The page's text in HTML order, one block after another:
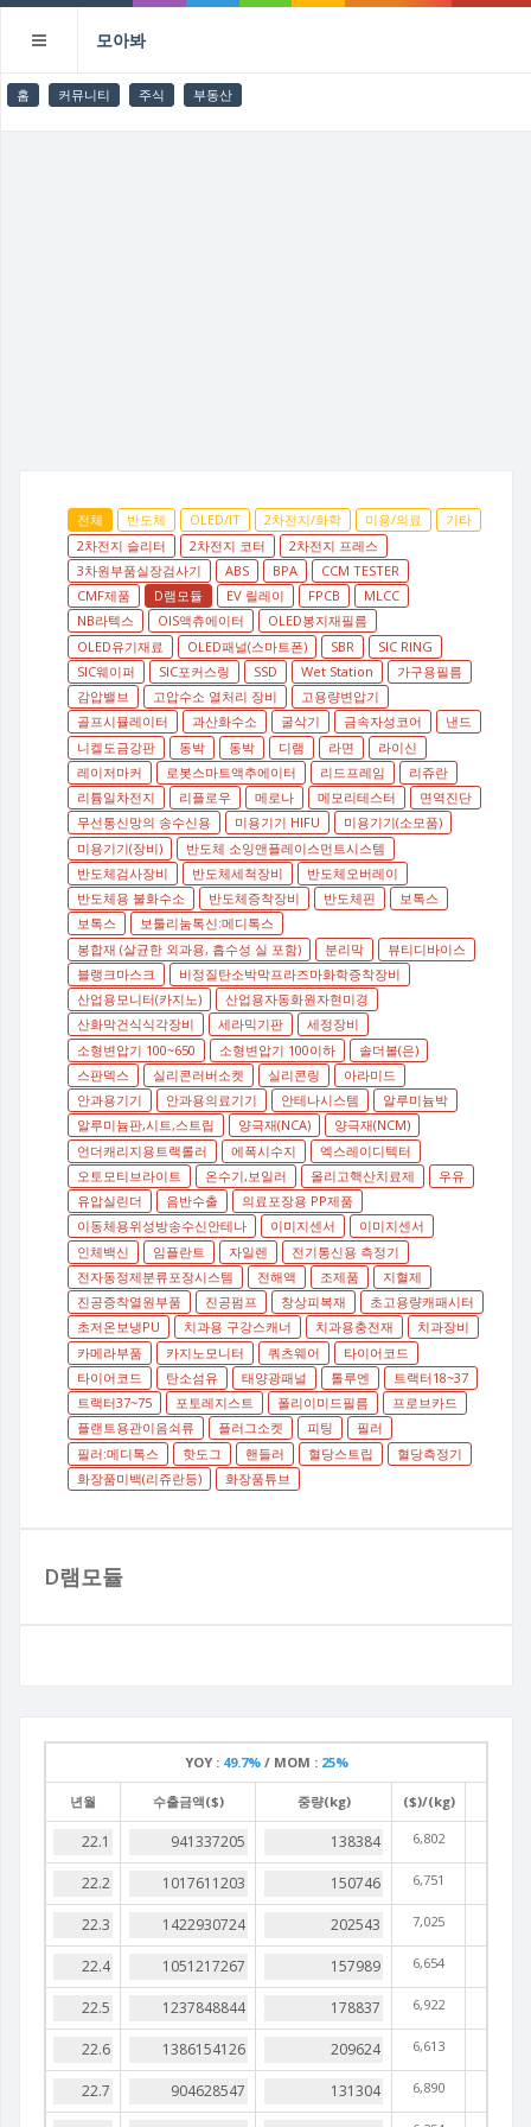
모아봐
홈 커뮤니티 주식 부동산
전체 반도체 OLED/IT 2차전지/화학 미용/의료
기타
2차전지 슬리터
2차전지 코터
2차전지 프레스
3차원부품실장검사기
ABS BPA
CCM TESTER
CMF제품
D램모듈 EV 릴레이 FPCB
MLCC
NB라텍스
OIS액츄에이터
OLED봉지재필름
OLED유기재료
OLED패널(스마트폰) SBR
SIC RING
SIC웨이퍼
SIC포커스링 SSD Wet Station
가구용필름
감압밸브
고압수소 열처리 장비
고용량변압기
골프시뮬레이터
과산화수소 굴삭기 금속자성코어
낸드
니켈도금강판
동박 동박 디램 라면
라이신
레이저마커
로봇스마트액추에이터 리드프레임
리쥬란
리튬일차전지
리플로우 메로나 메모리테스터
면역진단
무선통신망의 송수신용
미용기기 HIFU
미용기기(소모품)
미용기기(장비)
반도체 소잉앤플레이스먼트시스템
반도체검사장비
반도체세척장비
반도체오버레이
반도체용 불화수소
반도체증착장비 반도체핀
보톡스
보톡스
보툴리눔톡신:메디톡스
봉합재 (살균한 외과용, 흡수성 실 포함)
분리막
뷰티디바이스
블랭크마스크
비정질탄소박막프라즈마화학증착장비
산업용모니터(카지노)
산업용자동화원자현미경
산화막건식식각장비
세라믹기판
세정장비
소형변압기 100~650
소형변압기 100이하
솔더볼(은)
스판덱스
실리콘러버소켓 실리콘링
아라미드
안과용기기
안과용의료기기 안테나시스템
알루미늄박
알루미늄판,시트,스트립
양극재(NCA)
양극재(NCM)
언더캐리지용트랙롤러
에폭시수지
엑스레이디텍터
오토모티브라이트
온수기,보일러 올리고핵산치료제
우유
유압실린더
음반수출
의료포장용 PP제품
이동체용위성방송수신안테나
이미지센서
이미지센서
인체백신
임플란트 자일렌
전기통신용 측정기
전자동정제분류포장시스템
전해액 조제품
지혈제
진공증착열원부품
진공펌프 창상피복재
초고용량캐패시터
초저온보냉PU
치과용 구강스캐너 치과용충전재
치과장비
카메라부품
카지노모니터 쿼츠웨어
타이어코드
타이어코드
탄소섬유 태양광패널 톨루엔
트랙터18~37
트랙터37~75
포토레지스트 폴리이미드필름
프로브카드
플랜트용관이음쇠류
플러그소켓 피팅
필러
필러:메디톡스
핫도그 핸들러 혈당스트립
혈당측정기
화장품미백(리쥬란등)
화장품튜브
D램모듈
YOY : 49.7%/ MOM : 25%
년월 수출금액($) 중량(kg) ($)/(kg)
6,802
6,751
7,025
6,654
6,922
6,613
6,890